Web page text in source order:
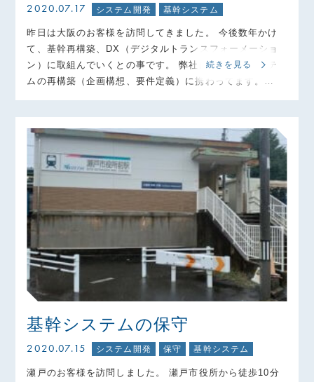
2020.07.17 システム開発 基幹システム
昨日は大阪のお客様を訪問してきました。 今後数年かけ
て、基幹再構築、DX（デジタルトランスフォーメーショ
ン）に取組んでいくとの事です。 弊社は生産管理システ
ムの再構築（企画構想、要件定義）に携わってます。…
続きを見る
基幹システムの保守
2020.07.15 システム開発 保守 基幹システム
瀬戸のお客様を訪問しました。 瀬戸市役所から徒歩10分